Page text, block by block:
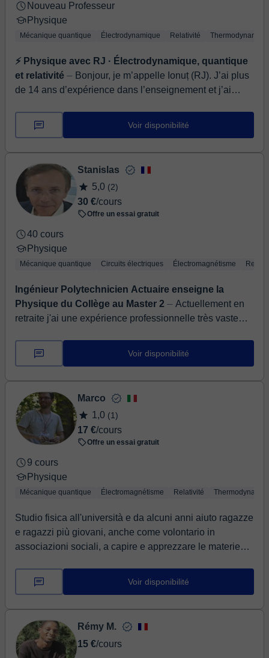
Nouveau Professeur
Physique
Mécanique quantique Électrodynamique Relativité
⚡ Physique avec RJ · Électrodynamique, quantique
et relativité ⏤ Bonjour, je m’appelle Ionuț (RJ). J’ai plus
de 14 ans d’expérience dans l’enseignement et j’ai
phy...
Voir disponibilité
Stanislas
5,0 (2)
30 €/cours
Offre un essai gratuit
40 cours
Physique
Mécanique quantique Circuits électriques Électromagnétisme
Ingénieur Polytechnicien Actuaire enseigne la
Physique du Collège au Master 2 ⏤ Actuellement en
retraite j'ai une expérience professionnelle très vaste
financiers, juridiques, re...
Voir disponibilité
Marco
1,0 (1)
17 €/cours
Offre un essai gratuit
9 cours
Physique
Mécanique quantique Électromagnétisme Relativité
Studio fisica all'università e da alcuni anni aiuto ragazze
e ragazzi più giovani, anche come volontario in
associazioni sociali, a capire e apprezzare le materie
vita quotidiana nei modi più inaspettati. Tra le mie
esperienze ci sono performance originali di
pallacanestro cosa che mi porta ad utilizzare spesso
metodi di coaching nelle lezioni. I percorsi sono
individualizzati a seconda dell'età e del livello degli
Voir disponibilité
Rémy M.
15 €/cours